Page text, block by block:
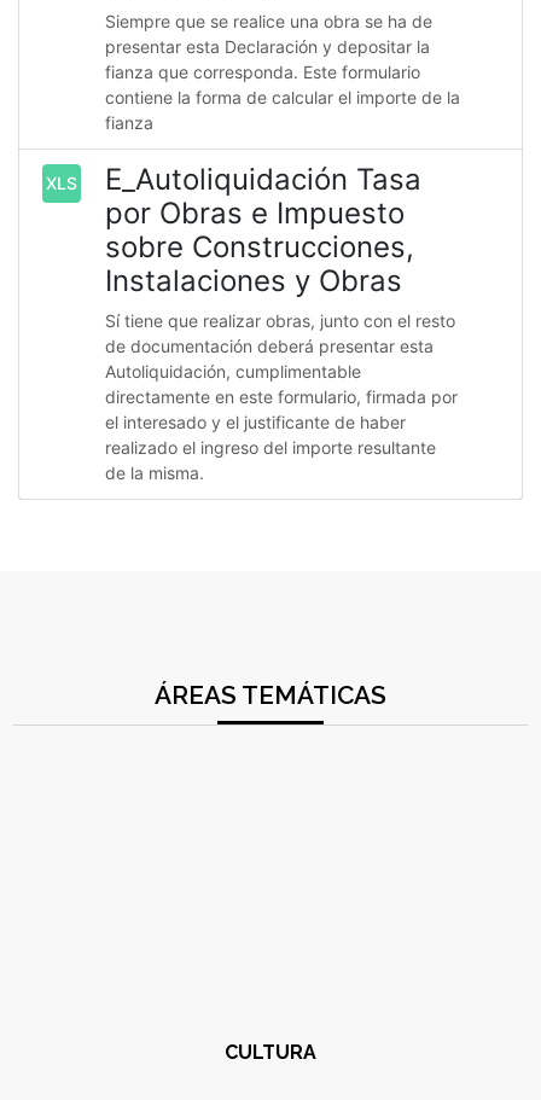
Siempre que se realice una obra se ha de
presentar esta Declaración y depositar la
fianza que corresponda. Este formulario
contiene la forma de calcular el importe de la
fianza
XLS
E_Autoliquidación Tasa
por Obras e Impuesto
sobre Construcciones,
Instalaciones y Obras
Sí tiene que realizar obras, junto con el resto
de documentación deberá presentar esta
Autoliquidación, cumplimentable
directamente en este formulario, firmada por
el interesado y el justificante de haber
realizado el ingreso del importe resultante
de la misma.
ÁREAS TEMÁTICAS
CULTURA